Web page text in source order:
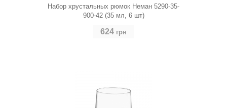
Набор хрустальных рюмок Неман 5290-35-
900-42 (35 мл, 6 шт)
624 грн